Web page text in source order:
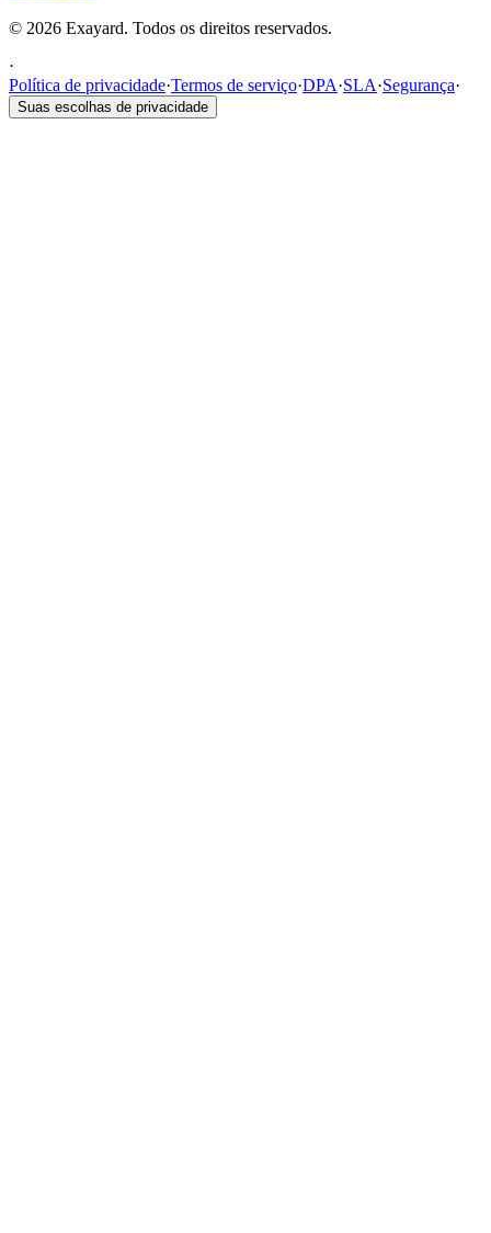
© 2026 Exayard. Todos os direitos reservados.
·
Política de privacidade·Termos de serviço·DPA·SLA·Segurança·
Suas escolhas de privacidade